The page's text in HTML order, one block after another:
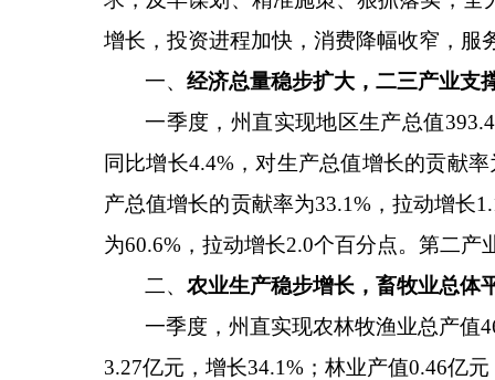
增长，投资进程加快，消费降幅收窄，服
一、经济总量稳步扩大，二三产业支
一季度，州直实现地区生产总值
同比增长4.4%，对生产总值增长的贡献率
产总值增长的贡献率为33.1%，拉动增长
为60.6% ，拉动增长2.0个百分点。第二产
二、农业生产稳步增长，畜牧业总体
一季度，州直实现农林牧渔业总产值
3.27亿元，增长34.1% ；林业产值0.46亿元